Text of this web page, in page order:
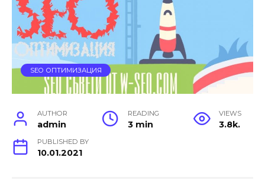
SEO ОПТИМИЗАЦИЯ
AUTHOR
admin
READING
3 min
VIEWS
3.8k.
PUBLISHED BY
10.01.2021